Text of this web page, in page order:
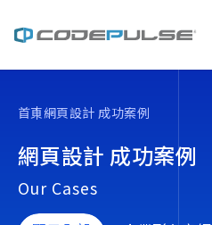
服務與費用
首頁網頁設計 成功案例
網頁設計 成功案例
Our Cases